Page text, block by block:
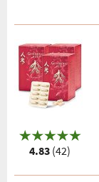
4.83 (42)